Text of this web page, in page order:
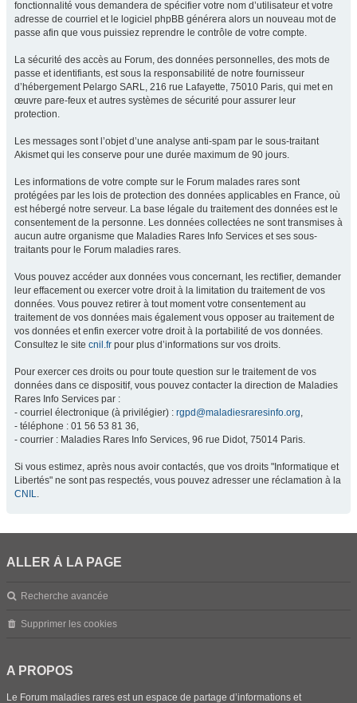
fonctionnalité vous demandera de spécifier votre nom d’utilisateur et votre
adresse de courriel et le logiciel phpBB générera alors un nouveau mot de
passe afin que vous puissiez reprendre le contrôle de votre compte.
La sécurité des accès au Forum, des données personnelles, des mots de
passe et identifiants, est sous la responsabilité de notre fournisseur
d’hébergement Pelargo SARL, 216 rue Lafayette, 75010 Paris, qui met en
œuvre pare-feux et autres systèmes de sécurité pour assurer leur
protection.
Les messages sont l’objet d’une analyse anti-spam par le sous-traitant
Akismet qui les conserve pour une durée maximum de 90 jours.
Les informations de votre compte sur le Forum malades rares sont
protégées par les lois de protection des données applicables en France, où
est hébergé notre serveur. La base légale du traitement des données est le
consentement de la personne. Les données collectées ne sont transmises à
aucun autre organisme que Maladies Rares Info Services et ses sous-
traitants pour le Forum maladies rares.
Vous pouvez accéder aux données vous concernant, les rectifier, demander
leur effacement ou exercer votre droit à la limitation du traitement de vos
données. Vous pouvez retirer à tout moment votre consentement au
traitement de vos données mais également vous opposer au traitement de
vos données et enfin exercer votre droit à la portabilité de vos données.
Consultez le site cnil.fr pour plus d’informations sur vos droits.
Pour exercer ces droits ou pour toute question sur le traitement de vos
données dans ce dispositif, vous pouvez contacter la direction de Maladies
Rares Info Services par :
- courriel électronique (à privilégier) : rgpd@maladiesraresinfo.org,
- téléphone : 01 56 53 81 36,
- courrier : Maladies Rares Info Services, 96 rue Didot, 75014 Paris.
Si vous estimez, après nous avoir contactés, que vos droits "Informatique et
Libertés" ne sont pas respectés, vous pouvez adresser une réclamation à la
CNIL.
ALLER À LA PAGE
Recherche avancée
Supprimer les cookies
A PROPOS
Le Forum maladies rares est un espace de partage d’informations et